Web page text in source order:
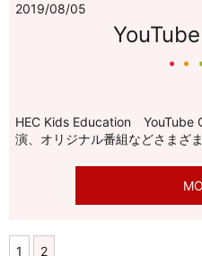
2019/08/05
HEC Kids Education YouTube
演、オリジナル番組などさまざ
1 2